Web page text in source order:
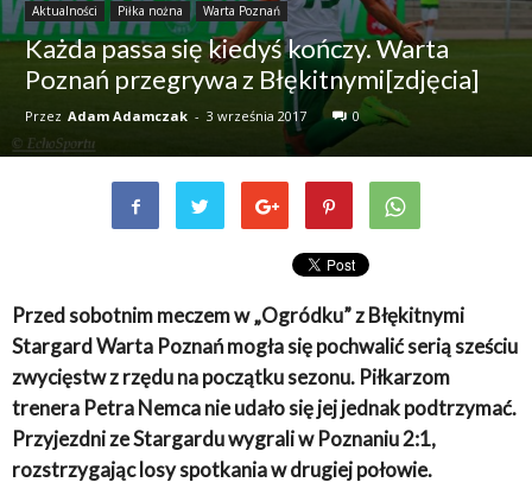
Aktualności Piłka nożna Warta Poznań
Każda passa się kiedyś kończy. Warta
Poznań przegrywa z Błękitnymi[zdjęcia]
Przez Adam Adamczak - 3 września 2017 0
Przed sobotnim meczem w „Ogródku” z Błękitnymi
Stargard Warta Poznań mogła się pochwalić serią sześciu
zwycięstw z rzędu na początku sezonu. Piłkarzom
trenera Petra Nemca nie udało się jej jednak podtrzymać.
Przyjezdni ze Stargardu wygrali w Poznaniu 2:1,
rozstrzygając losy spotkania w drugiej połowie.